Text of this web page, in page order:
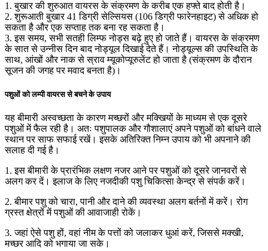
1. बुखार की शुरुआत वायरस के संक्रमण के करीब एक हफ्ते बाद होती है।
2. शुरूआती बुखार 41 डिग्री सेल्सियस (106 डिग्री फारेनहाइट) से अधिक हो
सकता है और एक सप्ताह तक बना रह सकता है।
3. इस समय, सभी सतही लिम्फ नोड्स बढ़े हुए हो जाते हैं। वायरस के संक्रमण
के सात से उन्नीस दिन बाद नोड्यूल दिखाई देते हैं। नोड्यूल्स की उपस्थिति के
साथ, आंखों और नाक से स्राव म्यूकोप्यूरुलेंट हो जाता है (संक्रमण के दौरान
सूजन की जगह पर मवाद बनता है)।
पशुओं को लम्पी वायरस से बचने के उपाय
यह बीमारी अस्वच्छता के कारण मच्छरों और मक्खियों के माध्यम से एक दूसरे
पशुओं में फैल रही है। अतः पशुपालक और गौशालाएं अपने पशुओं को बांधने वाले
स्थान पर साफ सफाई रखें। इसके अतिरिक्त निम्न उपाय को भी अपनाने की
सलाह दी गई है।
1. इस बीमारी के प्रारंभिक लक्षण नजर आने पर पशुओं को दूसरे जानवरों से
अलग कर दें। इलाज के लिए नजदीकी पशु चिकित्सा केन्द्र से संपर्क करें।
2. बीमार पशु को चारा, पानी और दाने की व्यवस्था अलग बर्तनों में करें। रोग
ग्रस्त क्षेत्रों में पशुओं की आवाजाही रोकें।
3. जहां ऐसे पशु हों, वहां नीम के पत्तों को जलाकर धुआं करें, जिससे मक्खी,
मच्छर आदि को भगाया जा सके।